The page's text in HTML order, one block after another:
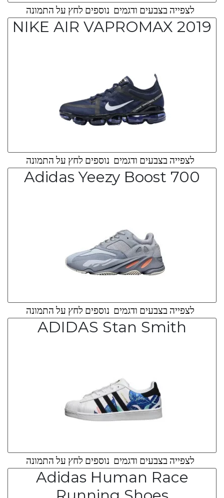
לצפייה בצבעים ודגמים נוספים לחץ על התמונה
NIKE AIR VAPROMAX 2019
לצפייה בצבעים ודגמים נוספים לחץ על התמונה
Adidas Yeezy Boost 700
לצפייה בצבעים ודגמים נוספים לחץ על התמונה
ADIDAS Stan Smith
לצפייה בצבעים ודגמים נוספים לחץ על התמונה
Adidas Human Race